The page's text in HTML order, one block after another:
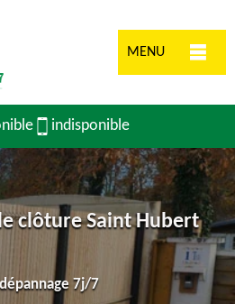
MENU
indisponible
clôture Saint Hubert
7j/7